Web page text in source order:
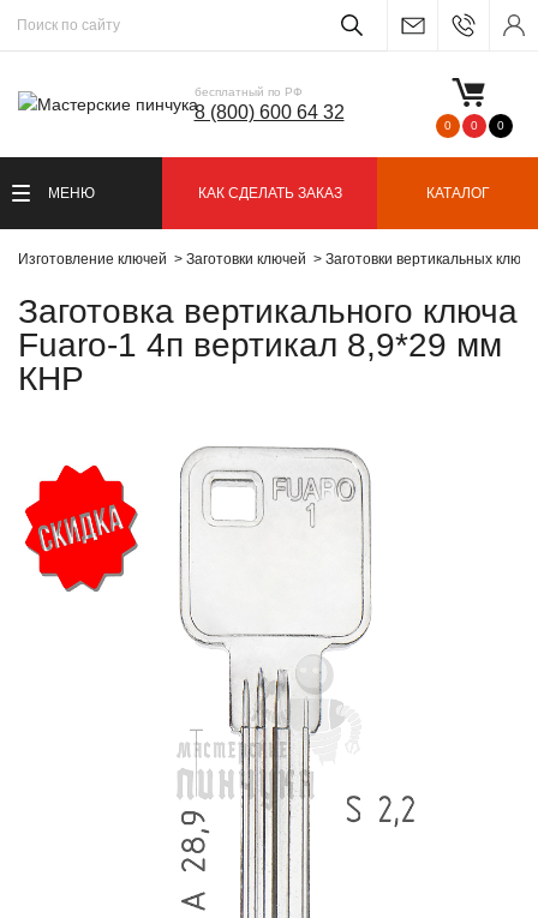
бесплатный по РФ
8 (800) 600 64 32
0 0 0
МЕНЮ КАК СДЕЛАТЬ ЗАКАЗ КАТАЛОГ
Изготовление ключей Заготовки ключей Заготовки вертикальных
Заготовка вертикального ключа
Fuaro-1 4п вертикал 8,9*29 мм
КНР